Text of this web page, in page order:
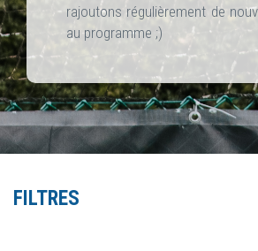
rajoutons régulièrement de
au programme ;)
FILTRES